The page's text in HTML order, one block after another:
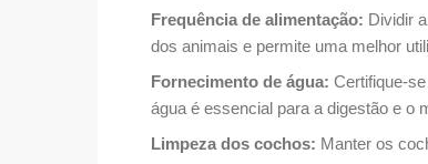
Frequência de alimentação: Dividir
dos animais e permite uma melhor
Fornecimento de água: Certifique-
água é essencial para a digestão e o
Limpeza dos cochos: Manter os